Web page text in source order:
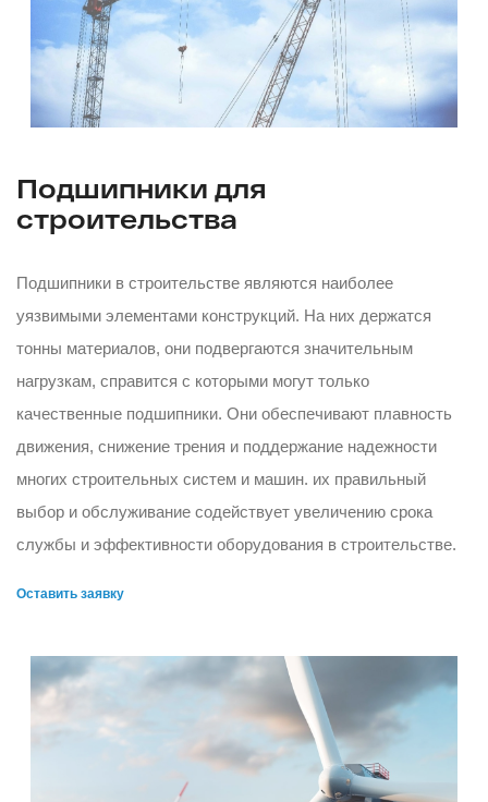
Подшипники для
строительства
Подшипники в строительстве являются наиболее
уязвимыми элементами конструкций. На них держатся
тонны материалов, они подвергаются значительным
нагрузкам, справится с которыми могут только
качественные подшипники. Они обеспечивают плавность
движения, снижение трения и поддержание надежности
многих строительных систем и машин. их правильный
выбор и обслуживание содействует увеличению срока
службы и эффективности оборудования в строительстве.
Оставить заявку